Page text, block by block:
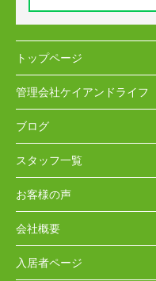
トップページ
管理会社ケイアンドライフ
ブログ
スタッフ一覧
お客様の声
会社概要
入居者ページ